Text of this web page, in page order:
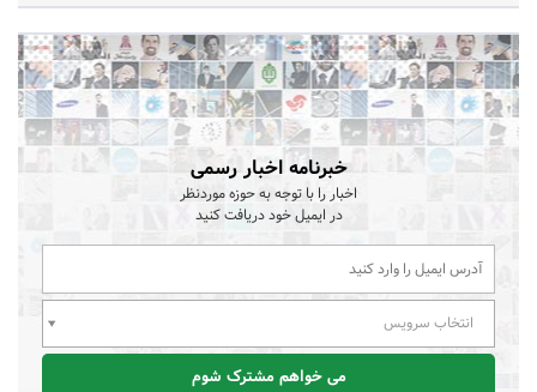
خبرنامه اخبار رسمی
اخبار را با توجه به حوزه موردنظر
در ایمیل خود دریافت کنید
انتخاب سرویس
می خواهم مشترک شوم